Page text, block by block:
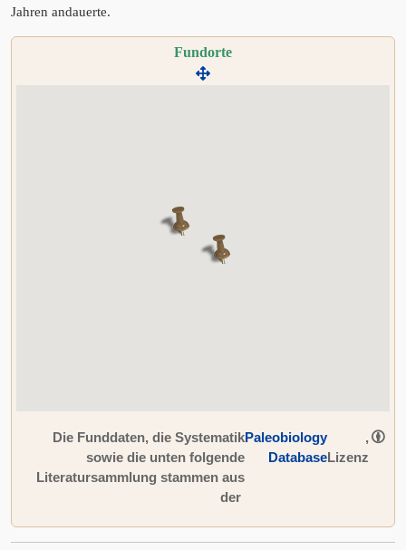
Jahren andauerte.
Fundorte
Die Funddaten, die Systematik
sowie die unten folgende
Literatursammlung stammen aus
der
Paleobiology
Database
,
Lizenz